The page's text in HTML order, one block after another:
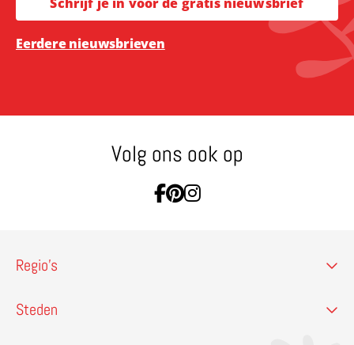
Eerdere nieuwsbrieven
Volg ons ook op
Ga naar Facebook
Ga naar Pinterest
Ga naar Instagram
Regio’s
Steden